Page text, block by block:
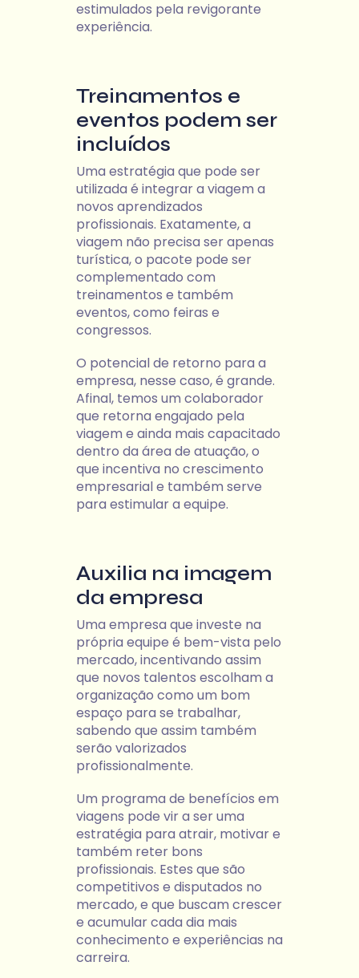
estimulados pela revigorante
experiência.
Treinamentos e
eventos podem ser
incluídos
Uma estratégia que pode ser
utilizada é integrar a viagem a
novos aprendizados
profissionais. Exatamente, a
viagem não precisa ser apenas
turística, o pacote pode ser
complementado com
treinamentos e também
eventos, como feiras e
congressos.
O potencial de retorno para a
empresa, nesse caso, é grande.
Afinal, temos um colaborador
que retorna engajado pela
viagem e ainda mais capacitado
dentro da área de atuação, o
que incentiva no crescimento
empresarial e também serve
para estimular a equipe.
Auxilia na imagem
da empresa
Uma empresa que investe na
própria equipe é bem-vista pelo
mercado, incentivando assim
que novos talentos escolham a
organização como um bom
espaço para se trabalhar,
sabendo que assim também
serão valorizados
profissionalmente.
Um programa de benefícios em
viagens pode vir a ser uma
estratégia para atrair, motivar e
também reter bons
profissionais. Estes que são
competitivos e disputados no
mercado, e que buscam crescer
e acumular cada dia mais
conhecimento e experiências na
carreira.